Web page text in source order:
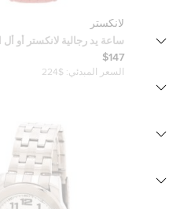
لانكستر
ساعة يد رجالية لانكستر أو أل
دي أسود 45 مم
$147
السعر المبدئي: $224